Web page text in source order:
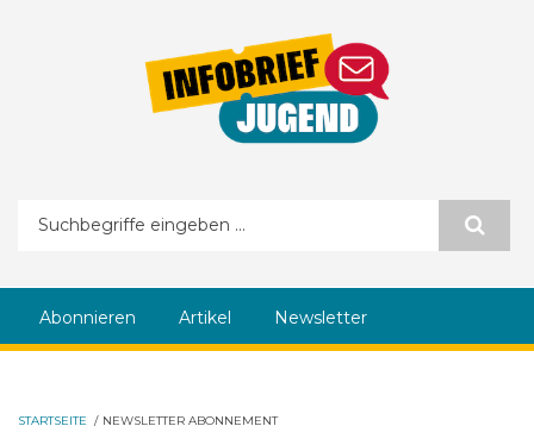
Suchformular
Abonnieren Artikel Newsletter
STARTSEITE / NEWSLETTER ABONNEMENT